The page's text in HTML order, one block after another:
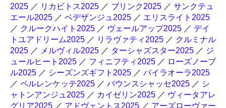
2025 ／ リカビトス2025 ／ ブリンク2025 ／ サンクテュ
エール2025 ／ ベデザンジュ2025 ／ エリスライト2025
／ クルークハイト2025 ／ ヴェールアップ2025 ／ デイ
トユアドリーム2025 ／ リラヴァティ2025 ／ クルミナル
2025 ／ メルヴィル2025 ／ ターシャズスター2025 ／ ジ
ュールヒート2025 ／ フィニフティ2025 ／ ローズノーブ
ル2025 ／ シーズンズギフト2025 ／ バイラオーラ2025
／ ペルレンケッテ2025 ／ バウンスシャッセ2025 ／ シ
ャトンアンジュ2025 ／ カイゼリン2025 ／ ヴィータアレ
グリア2025 ／ アドヴェントス2025 ／ アーズローヴァー